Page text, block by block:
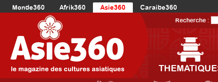
Monde360 Afrik360 Asie360
Caraibe360
Europe360
AmériqueDuNord360
Océanie360
Recherche :